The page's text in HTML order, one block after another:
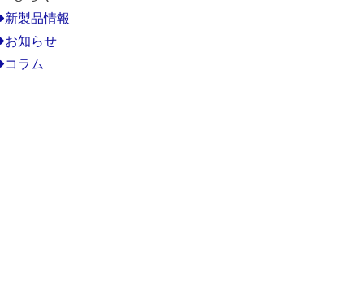
新製品情報
お知らせ
コラム